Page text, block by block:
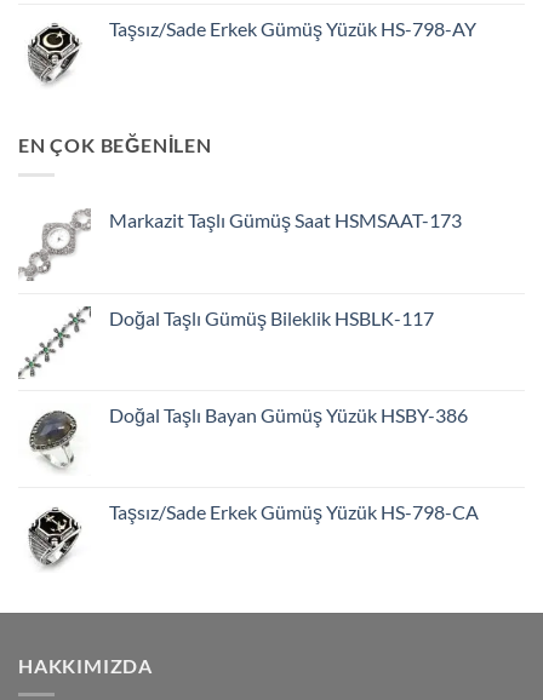
Taşsız/Sade Erkek Gümüş Yüzük HS-798-AY
EN ÇOK BEĞENİLEN
Markazit Taşlı Gümüş Saat HSMSAAT-173
Doğal Taşlı Gümüş Bileklik HSBLK-117
Doğal Taşlı Bayan Gümüş Yüzük HSBY-386
Taşsız/Sade Erkek Gümüş Yüzük HS-798-CA
HAKKIMIZDA